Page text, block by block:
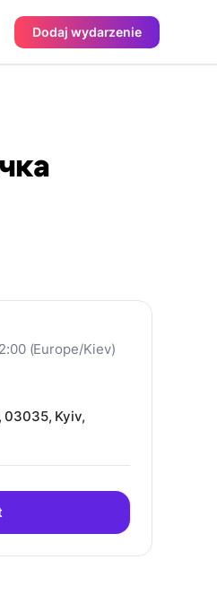
Dodaj wydarzenie
(Europe/Kiev)
03035, Kyiv,